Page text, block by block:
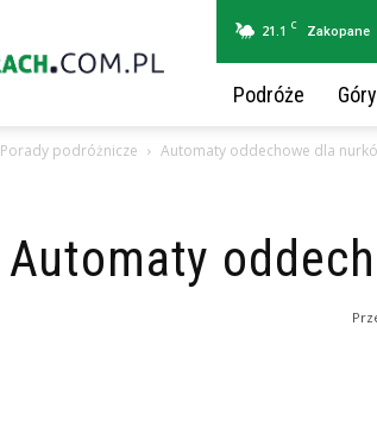
21.1 C Zakopane
Podróże Góry
Porady podróżnicze Automaty oddechowe dla
Automaty